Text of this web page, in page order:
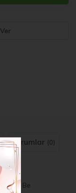
Yorumlar (0)
To Be